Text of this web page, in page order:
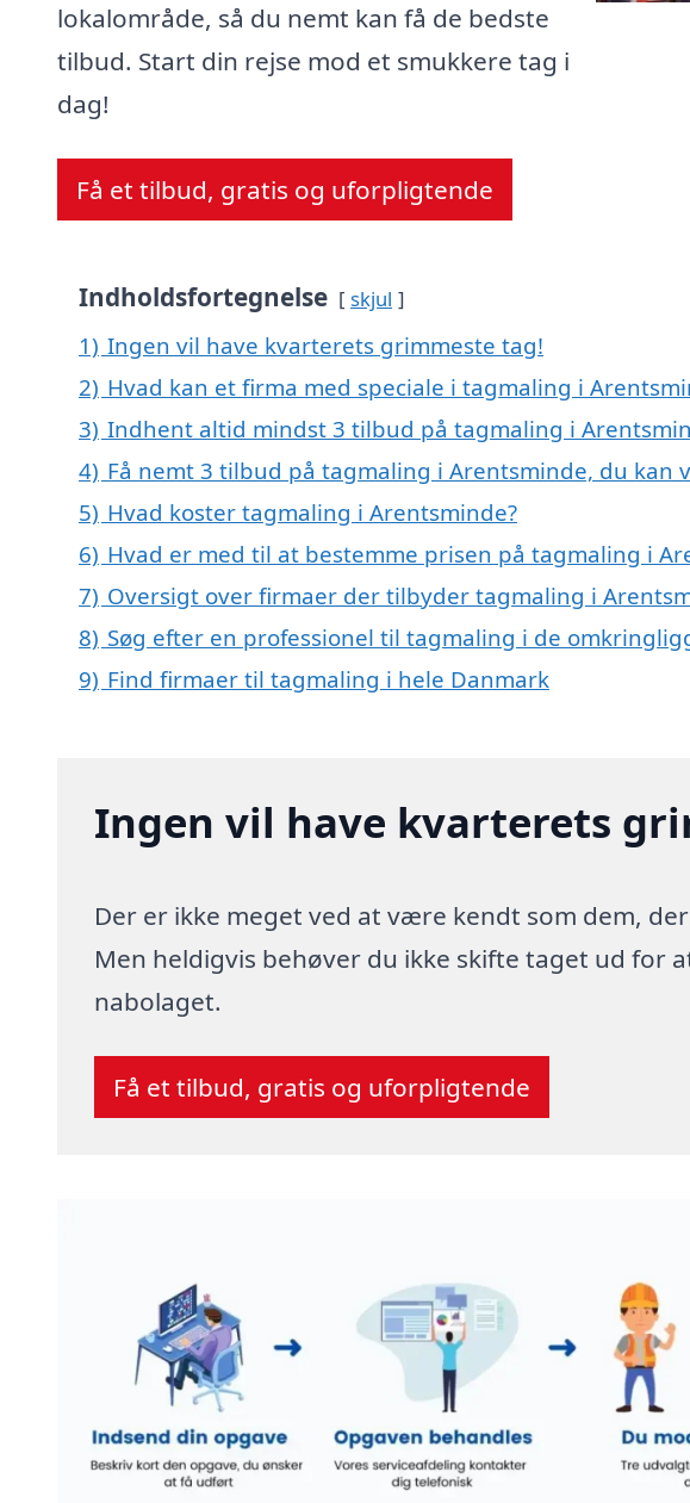
lokalområde, så du nemt kan få de bedste
tilbud. Start din rejse mod et smukkere tag i
dag!
Få et tilbud, gratis og uforpligtende
Indholdsfortegnelse skjul
1) Ingen vil have kvarterets grimmeste tag!
2) Hvad kan et firma med speciale i tagmaling i
3) Indhent altid mindst 3 tilbud på tagmaling i
4) Få nemt 3 tilbud på tagmaling i Arentsminde, du kan
5) Hvad koster tagmaling i Arentsminde?
6) Hvad er med til at bestemme prisen på tagmaling i
7) Oversigt over firmaer der tilbyder tagmaling i
8) Søg efter en professionel til tagmaling i de
9) Find firmaer til tagmaling i hele Danmark
Ingen vil have kvarterets
Der er ikke meget ved at være kendt som dem,
Men heldigvis behøver du ikke skifte taget ud for
nabolaget.
Få et tilbud, gratis og uforpligtende